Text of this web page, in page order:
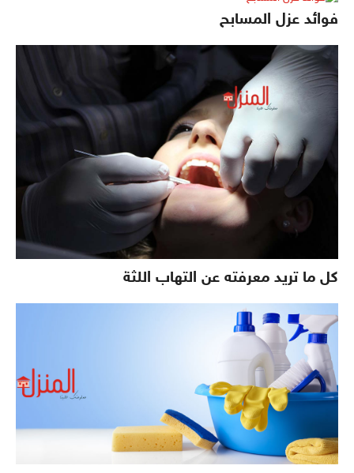
فوائد عزل المسابح
كل ما تريد معرفته عن التهاب اللثة